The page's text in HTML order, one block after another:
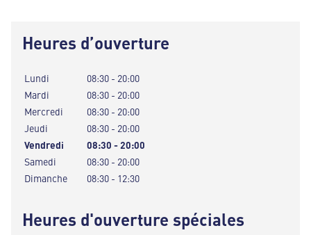
Heures d’ouverture
Lundi
08:30 - 20:00
Mardi
08:30 - 20:00
Mercredi
08:30 - 20:00
Jeudi
08:30 - 20:00
Vendredi
08:30 - 20:00
Samedi
08:30 - 20:00
Dimanche
08:30 - 12:30
Heures d'ouverture spéciales